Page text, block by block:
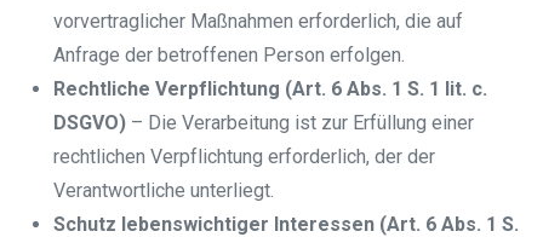
vorvertraglicher Maßnahmen erforderlich, die auf
Anfrage der betroffenen Person erfolgen.
Rechtliche Verpflichtung (Art. 6 Abs. 1 S. 1 lit. c.
DSGVO) – Die Verarbeitung ist zur Erfüllung einer
rechtlichen Verpflichtung erforderlich, der der
Verantwortliche unterliegt.
Schutz lebenswichtiger Interessen (Art. 6 Abs. 1 S.